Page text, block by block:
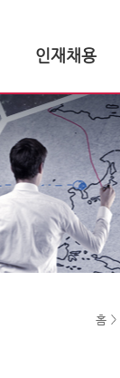
인재채용
홈